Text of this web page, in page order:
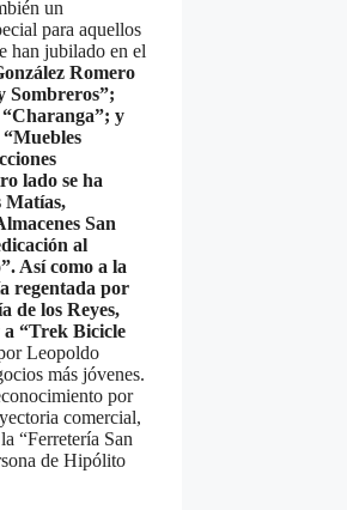
un
para aquellos
han jubilado en el
Romero
Sombreros”;
y
lado se ha
Matías,
San
al
Así como a la
regentada por
de los Reyes,
“Trek Bicicle
Leopoldo
más jóvenes.
por
comercial,
“Ferretería San
de Hipólito